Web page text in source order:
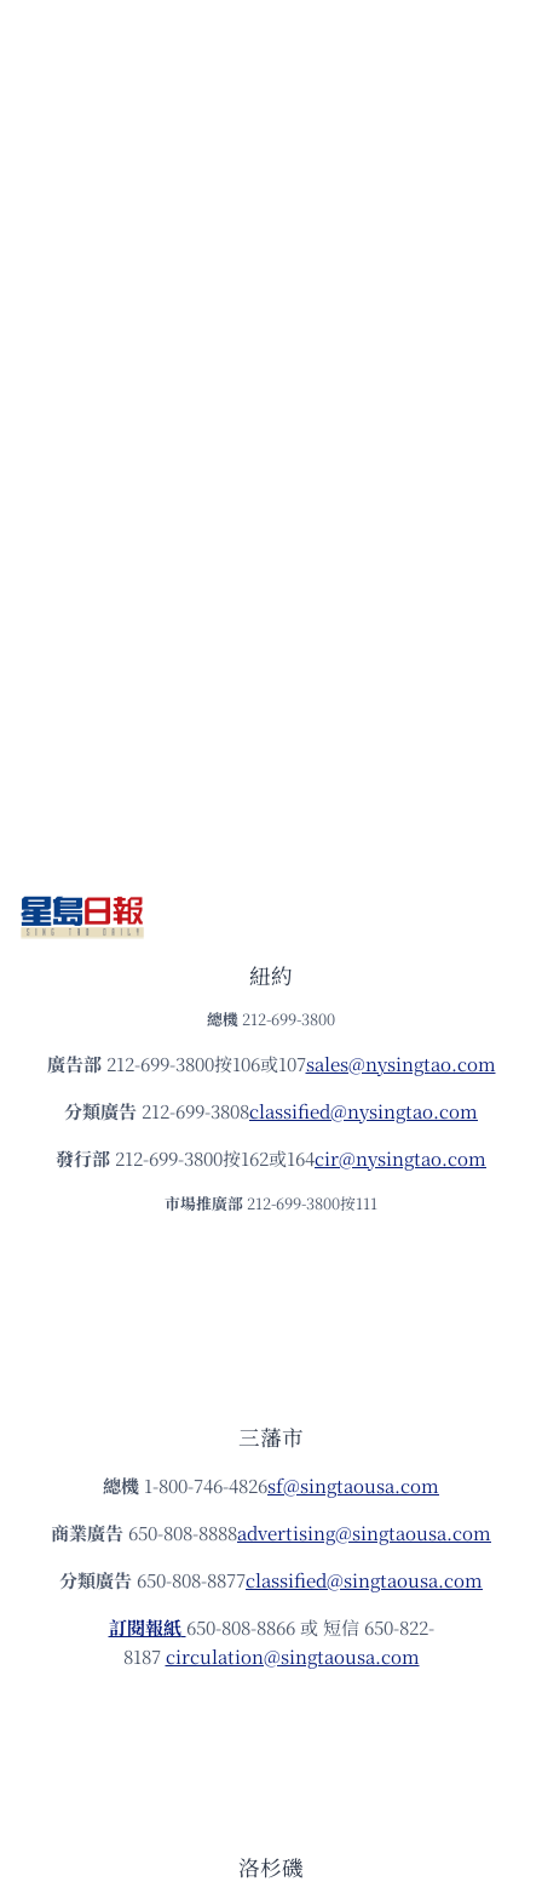
紐約
總機 212-699-3800
廣告部212-699-3800按106或107sales@nysingtao.com
分類廣告 212-699-3808classified@nysingtao.com
發⾏部 212-699-3800按162或164cir@nysingtao.com
市場推廣部 212-699-3800按111
三藩市
總機 1-800-746-4826sf@singtaousa.com
商業廣告 650-808-8888advertising@singtaousa.com
分類廣告 650-808-8877classified@singtaousa.com
訂閱報紙 650-808-8866 或 短信 650-822-
8187circulation@singtaousa.com
洛杉磯